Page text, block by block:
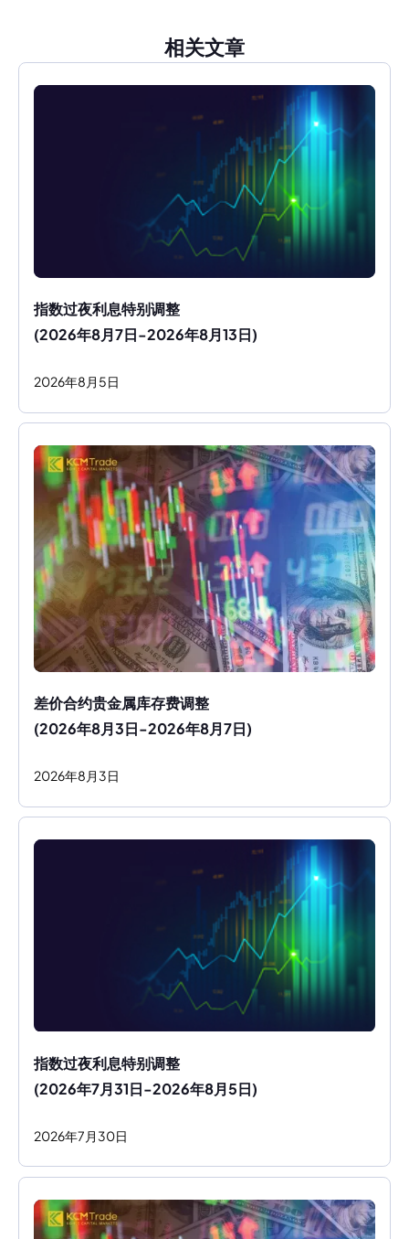
相关文章
指数过夜利息特别调整
(2026年8月7日-2026年8月13日)
2026年8 月 5日
差价合约贵金属库存费调整
(2026年8月3日-2026年8月7日)
2026年8 月 3日
指数过夜利息特别调整
(2026年7月31日-2026年8月5日)
2026年7 月 30日